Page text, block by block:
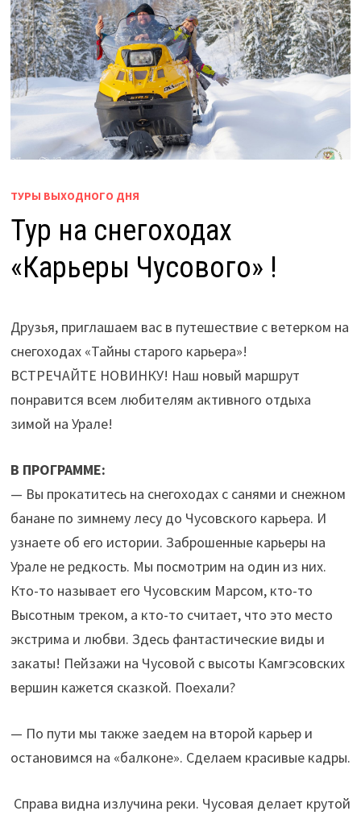
ТУРЫ ВЫХОДНОГО ДНЯ
Тур на снегоходах
«Карьеры Чусового» !
Друзья, приглашаем вас в путешествие с ветерком на
снегоходах «Тайны старого карьера»!
ВСТРЕЧАЙТЕ НОВИНКУ! Наш новый маршрут
понравится всем любителям активного отдыха
зимой на Урале!
В ПРОГРАММЕ:
— Вы прокатитесь на снегоходах с санями и снежном
банане по зимнему лесу до Чусовского карьера. И
узнаете об его истории. Заброшенные карьеры на
Урале не редкость. Мы посмотрим на один из них.
Кто-то называет его Чусовским Марсом, кто-то
Высотным треком, а кто-то считает, что это место
экстрима и любви. Здесь фантастические виды и
закаты! Пейзажи на Чусовой с высоты Камгэсовских
вершин кажется сказкой. Поехали?
— По пути мы также заедем на второй карьер и
остановимся на «балконе». Сделаем красивые кадры.
Справа видна излучина реки. Чусовая делает крутой